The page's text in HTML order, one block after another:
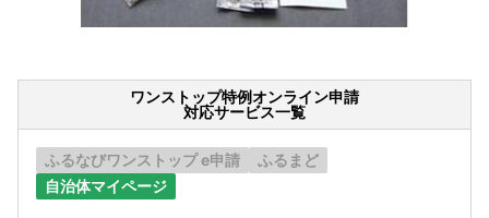
ワンストップ特例オンライン申請
対応サービス一覧
ふるなびワンストップ e申請
ふるまど
自治体マイページ